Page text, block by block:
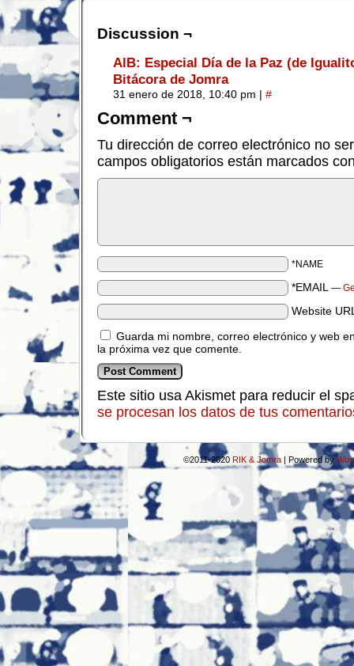
Discussion ¬
AlB: Especial Día de la Paz (de
Bitácora de Jomra
31 enero de 2018, 10:40 pm | #
Comment ¬
Tu dirección de correo electrónico no
campos obligatorios están marcados
*NAME
*EMAIL —
Website
Guarda mi nombre, correo electrónico y web
la próxima vez que comente.
Este sitio usa Akismet para reducir el
se procesan los datos de tus
©2011-2020 RIK & Jomra | Powered by